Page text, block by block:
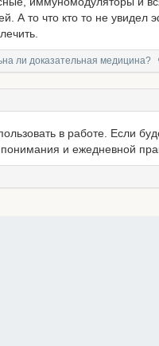
А то что кто то не
ли доказательная медицина?
в работе. Если
и ежедневной